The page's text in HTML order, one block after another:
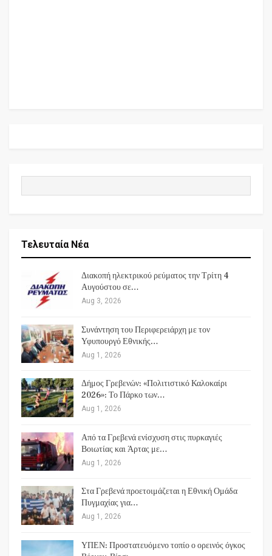
Τελευταία Νέα
Διακοπή ηλεκτρικού ρεύματος την Τρίτη 4
Αυγούστου σε…
Aug 3, 2026
Συνάντηση του Περιφερειάρχη με τον
Υφυπουργό Εθνικής…
Aug 1, 2026
Δήμος Γρεβενών: «Πολιτιστικό Καλοκαίρι
2026»: Το Πάρκο των…
Aug 1, 2026
Από τα Γρεβενά ενίσχυση στις πυρκαγιές
Βοιωτίας και Άρτας με…
Aug 1, 2026
Στα Γρεβενά προετοιμάζεται η Εθνική Ομάδα
Πυγμαχίας για…
Aug 1, 2026
ΥΠΕΝ: Προστατευόμενο τοπίο ο ορεινός όγκος